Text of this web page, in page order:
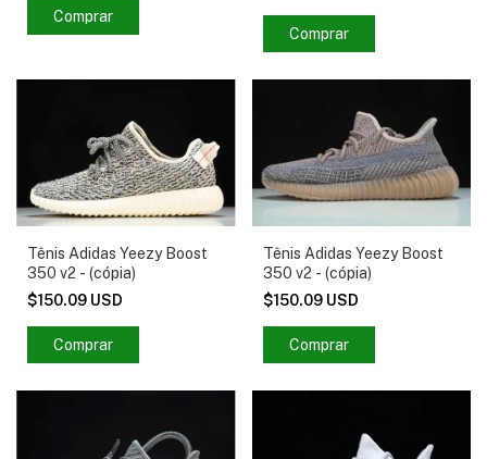
Comprar
Comprar
Tênis Adidas Yeezy Boost
350 v2 - (cópia)
$150.09 USD
Comprar
Tênis Adidas Yeezy Boost
350 v2 - (cópia)
$150.09 USD
Comprar